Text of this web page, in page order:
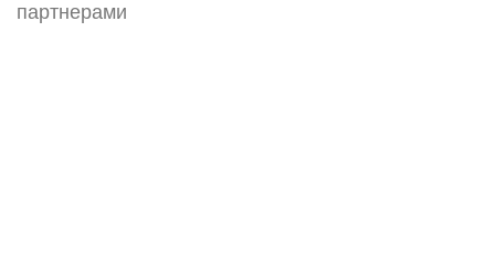
партнерами